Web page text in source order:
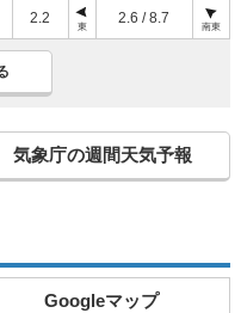
2.2
東
2.6 / 8.7
南東
気象庁の週間天気予報
Googleマップ